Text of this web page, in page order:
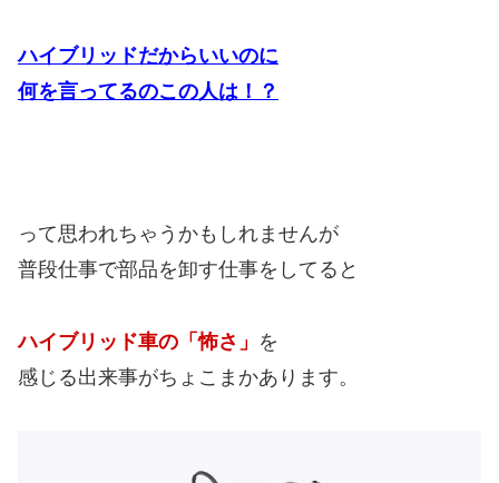
ハイブリッドだからいいのに
何を言ってるのこの人は！？
って思われちゃうかもしれませんが
普段仕事で部品を卸す仕事をしてると
ハイブリッド車の「怖さ」 を
感じる出来事がちょこまかあります。